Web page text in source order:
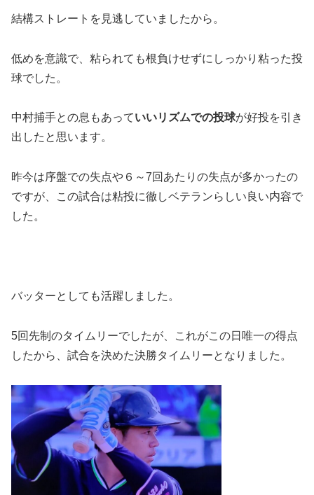
結構ストレートを見逃していましたから。
低めを意識で、粘られても根負けせずにしっかり粘った投
球でした。
中村捕手との息もあっていいリズムでの投球が好投を引き
出したと思います。
昨今は序盤での失点や６～7回あたりの失点が多かったの
ですが、この試合は粘投に徹しベテランらしい良い内容で
した。
バッターとしても活躍しました。
5回先制のタイムリーでしたが、これがこの日唯一の得点
したから、試合を決めた決勝タイムリーとなりました。